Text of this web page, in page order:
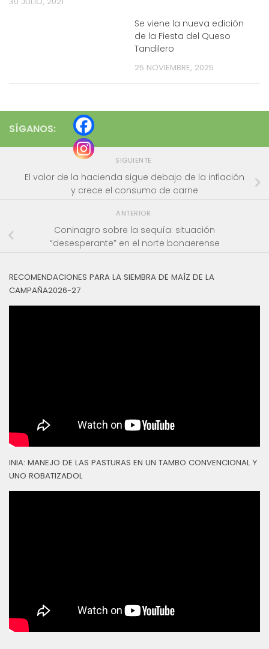
Se viene la nueva edición
de la Fiesta del Queso
Tandilero
25 NOVIEMBRE, 2025
SÍGANOS:
SIGUIENTE
El valor de la hacienda sigue debajo de la inflación
y crece el consumo de carne
ANTERIOR
Coninagro sobre la sequía: situación
“desesperante” en el norte bonaerense
RECOMENDACIONES PARA LA SIEMBRA DE MAÍZ DE LA
CAMPAÑA2026-27
INIA: MANEJO DE LAS PASTURAS EN UN TAMBO CONVENCIONAL Y
UNO ROBATIZADOL